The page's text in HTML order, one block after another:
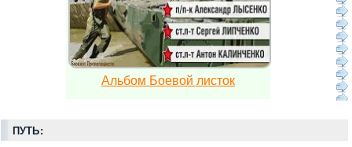
Альбом Боевой листок
ПУТЬ: